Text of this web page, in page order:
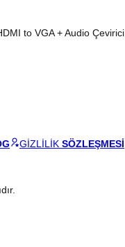
to VGA + Audio Çevirici
GİZLİLİK SÖZLEŞMESİ